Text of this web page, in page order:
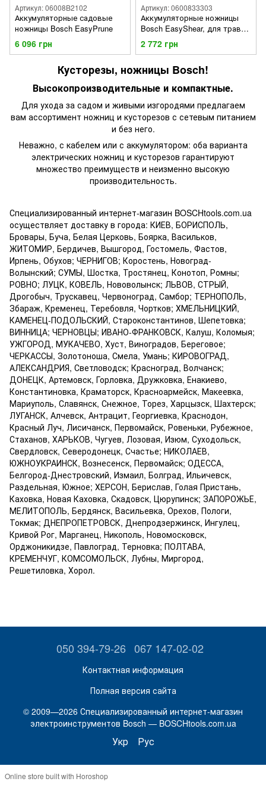
Артикул: 06008B2102
Аккумуляторные садовые
ножницы Bosch EasyPrune
6 096 грн
Артикул: 0600833303
Аккумуляторные ножницы
Bosch EasyShear, для травы
и кустов
2 772 грн
Кусторезы, ножницы Bosch!
Высокопроизводительные и компактные.
Для ухода за садом и живыми изгородями предлагаем
вам ассортимент ножниц и кусторезов с сетевым питанием
и без него.
Неважно, с кабелем или с аккумулятором: оба варианта
электрических ножниц и кусторезов гарантируют
множество преимуществ и неизменно высокую
производительность.
Специализированный интернет-магазин BOSCHtools.com.ua
осуществляет доставку в города: КИЕВ, БОРИСПОЛЬ,
Бровары, Буча, Белая Церковь, Боярка, Васильков,
ЖИТОМИР, Бердичев, Вышгород, Гостомель, Фастов,
Ирпень, Обухов; ЧЕРНИГОВ; Коростень, Новоград-
Волынский; СУМЫ, Шостка, Тростянец, Конотоп, Ромны;
РОВНО; ЛУЦК, КОВЕЛЬ, Нововолынск; ЛЬВОВ, СТРЫЙ,
Дрогобыч, Трускавец, Червоноград, Самбор; ТЕРНОПОЛЬ,
Збараж, Кременец, Теребовля, Чортков; ХМЕЛЬНИЦКИЙ,
КАМЕНЕЦ-ПОДОЛЬСКИЙ, Староконстантинов, Шепетовка;
ВИННИЦА; ЧЕРНОВЦЫ; ИВАНО-ФРАНКОВСК, Калуш, Коломыя;
УЖГОРОД, МУКАЧЕВО, Хуст, Виноградов, Береговое;
ЧЕРКАССЫ, Золотоноша, Смела, Умань; КИРОВОГРАД,
АЛЕКСАНДРИЯ, Светловодск; Красноград, Волчанск;
ДОНЕЦК, Артемовск, Горловка, Дружковка, Енакиево,
Константиновка, Краматорск, Красноармейск, Макеевка,
Мариуполь, Славянск, Снежное, Торез, Харцызск, Шахтерск;
ЛУГАНСК, Алчевск, Антрацит, Георгиевка, Краснодон,
Красный Луч, Лисичанск, Первомайск, Ровеньки, Рубежное,
Стаханов, ХАРЬКОВ, Чугуев, Лозовая, Изюм, Суходольск,
Свердловск, Северодонецк, Счастье; НИКОЛАЕВ,
ЮЖНОУКРАИНСК, Вознесенск, Первомайск; ОДЕССА,
Белгород-Днестровский, Измаил, Болград, Ильичевск,
Раздельная, Южное; ХЕРСОН, Берислав, Голая Пристань,
Каховка, Новая Каховка, Скадовск, Цюрупинск; ЗАПОРОЖЬЕ,
МЕЛИТОПОЛЬ, Бердянск, Васильевка, Орехов, Пологи,
Токмак; ДНЕПРОПЕТРОВСК, Днепродзержинск, Ингулец,
Кривой Рог, Марганец, Никополь, Новомосковск,
Орджоникидзе, Павлоград, Терновка; ПОЛТАВА,
КРЕМЕНЧУГ, КОМСОМОЛЬСК, Лубны, Миргород,
Решетиловка, Хорол.
050 394-79-26 067 147-02-02
Контактная информация
Полная версия сайта
© 2009—2026 Специализированный интернет-магазин
электроинструментов Bosch — BOSCHtools.com.ua
Укр Рус
Online store built with Horoshop